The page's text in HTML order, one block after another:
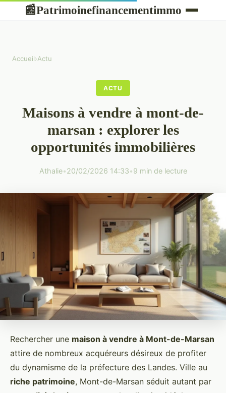
📰Patrimoinefinancementimmo
Accueil›Actu
ACTU
Maisons à vendre à mont-de-
marsan : explorer les
opportunités immobilières
Athalie•20/02/2026 14:33•9 min de lecture
Rechercher une maison à vendre à Mont-de-Marsan
attire de nombreux acquéreurs désireux de profiter
du dynamisme de la préfecture des Landes. Ville au
riche patrimoine, Mont-de-Marsan séduit autant par